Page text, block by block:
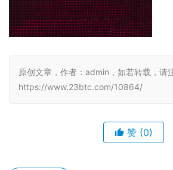
原创文章，作者：admin，如若转载，请
https://www.23btc.com/10864/
赞 (0)